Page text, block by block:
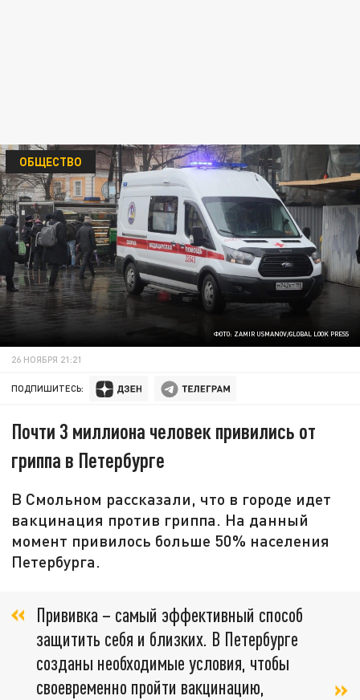
ФОТО: ZAMIR USMANOV/GLOBAL LOOK PRESS
ОБЩЕСТВО
26 НОЯБРЯ 21:21
ПОДПИШИТЕСЬ:
Почти 3 миллиона человек привились от
гриппа в Петербурге
В Смольном рассказали, что в городе идет
вакцинация против гриппа. На данный
момент привилось больше 50% населения
Петербурга.
Прививка – самый эффективный способ
защитить себя и близких. В Петербурге
созданы необходимые условия, чтобы
своевременно пройти вакцинацию,